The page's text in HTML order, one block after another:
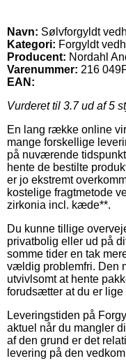
Navn: Sølvforgyldt
Kategori: Forgyldt
Producent: Nordahl
Varenummer: 216
EAN:
Vurderet til 3.7ud af 5
En lang række online
mange forskellige
på nuværende
hente de bestilte
er jo ekstremt
kostelige fragtmetode
zirkonia incl. kæde**.
Du kunne tillige
privatbolig eller ud på
somme tider en tak
vældig problemfri. Den
utvivlsomt at hente
forudsætter at du er
Leveringstiden på
aktuel når du mangler
af den grund er det
levering på den